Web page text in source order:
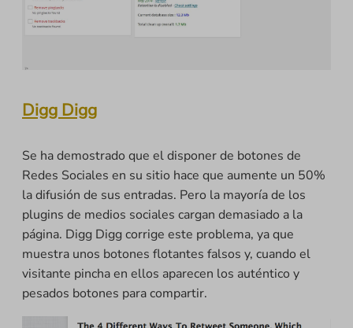
Digg Digg
Se ha demostrado que el disponer de botones de
Redes Sociales en su sitio hace que aumente un 50%
la difusión de sus entradas. Pero la mayoría de los
plugins de medios sociales cargan demasiado a la
página. Digg Digg corrige este problema, ya que
muestra unos botones flotantes falsos y, cuando el
visitante pincha en ellos aparecen los auténtico y
pesados botones para compartir.